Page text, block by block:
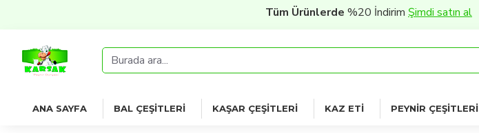
Tüm Ürünlerde%20 İndirimŞimdi satın al
ANA SAYFA BAL ÇEŞITLERI KAŞAR ÇEŞITLERI KAZ ETI PEYNIR ÇEŞITLERI